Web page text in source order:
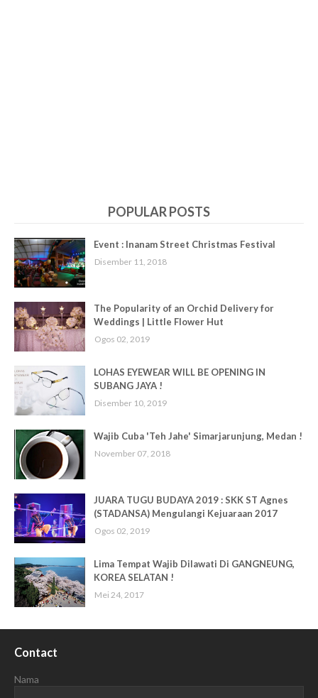
POPULAR POSTS
Event : Inanam Street Christmas Festival
Disember 11, 2018
The Popularity of an Orchid Delivery for
Weddings | Little Flower Hut
Ogos 02, 2019
LOHAS EYEWEAR WILL BE OPENING IN
SUBANG JAYA !
Disember 10, 2019
Wajib Cuba 'Teh Jahe' Simarjarunjung, Medan !
November 07, 2018
JUARA TUGU BUDAYA 2019 : SKK ST Agnes
(STADANSA) Mengulangi Kejuaraan 2017
Ogos 02, 2019
Lima Tempat Wajib Dilawati Di GANGNEUNG,
KOREA SELATAN !
Mei 24, 2017
Contact
Nama